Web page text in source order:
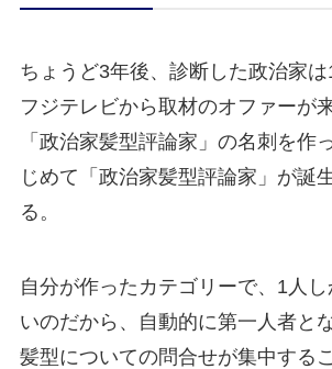
ちょうど3年後、診断した政治家は
フジテレビから取材のオファーが
「政治家髪型評論家」の名刺を作
じめて「政治家髪型評論家」が誕
る。
自分が作ったカテゴリーで、1人
いのだから、自動的に第一人者と
髪型についての問合せが集中する